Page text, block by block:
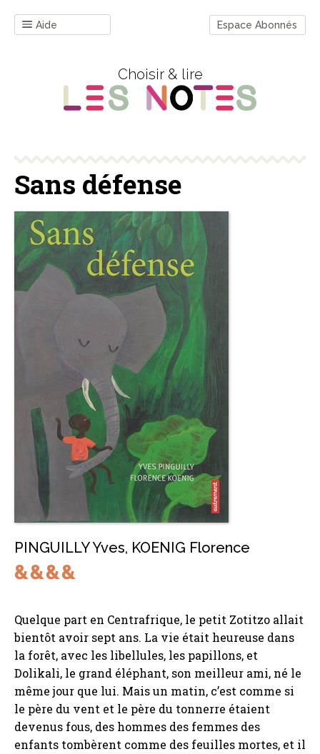
Aide Espace Abonnés
Choisir & lire
Sans défense
PINGUILLY Yves, KOENIG Florence
Quelque part en Centrafrique, le petit Zotitzo allait
bientôt avoir sept ans. La vie était heureuse dans
la forêt, avec les libellules, les papillons, et
Dolikali, le grand éléphant, son meilleur ami, né le
même jour que lui. Mais un matin, c’est comme si
le père du vent et le père du tonnerre étaient
devenus fous, des hommes des femmes des
enfants tombèrent comme des feuilles mortes, et il